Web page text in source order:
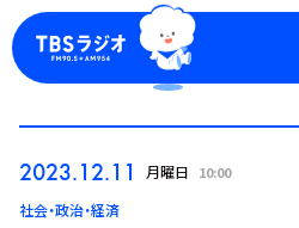
2023.12.11 月曜日 10:00
社会・政治・経済